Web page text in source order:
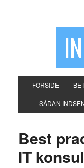
FORSIDE
SÅDAN
Best
IT